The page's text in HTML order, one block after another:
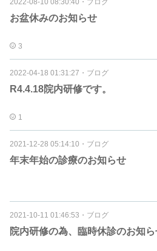
2022-08-10 08:30:40 ・ ブログ
お盆休みのお知らせ
3
2022-04-18 01:31:27 ・ ブログ
R4.4.18院内研修です。
1
2021-12-28 05:14:10 ・ ブログ
年末年始の診療のお知らせ
2021-10-11 01:46:53 ・ ブログ
院内研修の為、臨時休診のお知ら